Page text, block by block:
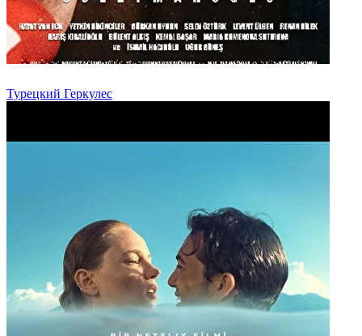
Турецкий Геркулес